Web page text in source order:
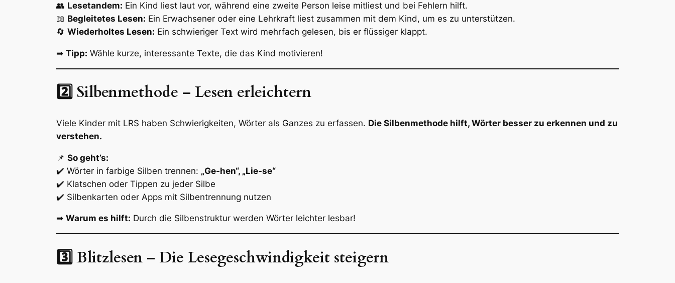
👥 Lesetandem: Ein Kind liest laut vor, während eine zweite Person leise mitliest und bei Fehlern hilft.
📖 Begleitetes Lesen: Ein Erwachsener oder eine Lehrkraft liest zusammen mit dem Kind, um es zu unterstützen.
🔄 Wiederholtes Lesen: Ein schwieriger Text wird mehrfach gelesen, bis er flüssiger klappt.
➡ Tipp: Wähle kurze, interessante Texte, die das Kind motivieren!
2️⃣ Silbenmethode – Lesen erleichtern
Viele Kinder mit LRS haben Schwierigkeiten, Wörter als Ganzes zu erfassen. Die Silbenmethode hilft, Wörter besser zu erkennen und zu
verstehen.
📌 So geht’s:
✔️ Wörter in farbige Silben trennen: „Ge-hen“, „Lie-se“
✔️ Klatschen oder Tippen zu jeder Silbe
✔️ Silbenkarten oder Apps mit Silbentrennung nutzen
➡ Warum es hilft: Durch die Silbenstruktur werden Wörter leichter lesbar!
3️⃣ Blitzlesen – Die Lesegeschwindigkeit steigern